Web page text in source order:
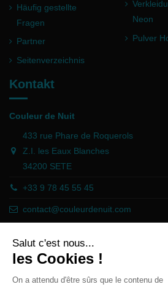
Häufig gestellte
Fragen
Partner
Seitenverzeichnis
Neon
Pulver
Kontakt
Couleur de Nuit
433 rue Phare de Roquerols
Z.I. les Eaux Blanches
34200 SETE
+33 9 78 45 55 45
contact@couleurdenuit.com
Händler zugelassen von Gesellschaft für
Klicken Sie hier